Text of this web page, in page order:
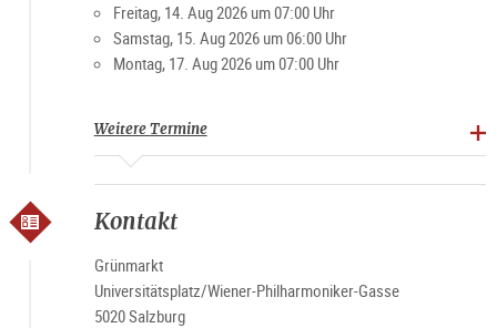
Marktzeiten
Feiertage)
Freitag, 14. Aug 2026 um 07:00 Uhr
Samstag, 15. Aug 2026 um 06:00 Uhr
Montag, 17. Aug 2026 um 07:00 Uhr
Weitere Termine
Kontakt
Grünmarkt
Universitätsplatz/Wiener-Philharmoniker-Gasse
5020 Salzburg